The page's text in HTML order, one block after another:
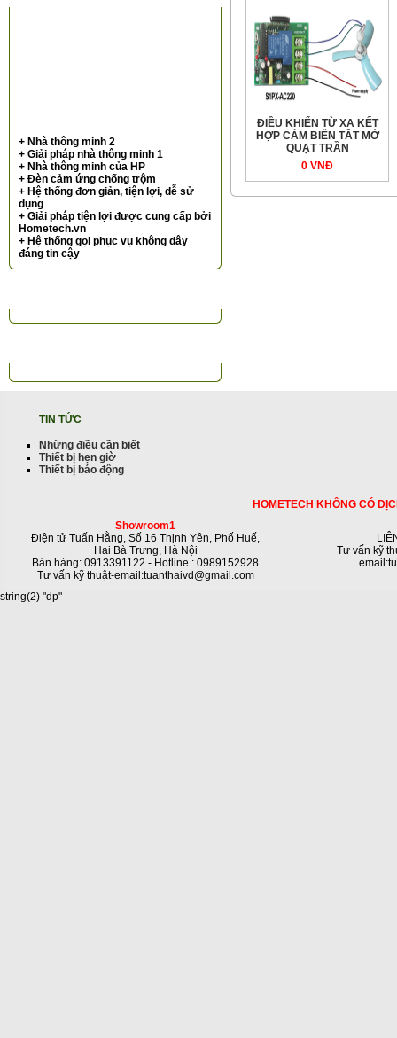
+ Nhà thông minh 2
+ Giải pháp nhà thông minh 1
+ Nhà thông minh của HP
+ Đèn cảm ứng chống trộm
+ Hệ thống đơn giản, tiện lợi, dễ sử
dụng
+ Giải pháp tiện lợi được cung cấp bởi
Hometech.vn
+ Hệ thống gọi phục vụ không dây
đáng tin cậy
ĐIỀU KHIỂN TỪ XA KẾT
HỢP CẢM BIẾN TẮT MỞ
QUẠT TRẦN
0 VNÐ
TIN TỨC
Những điều cần biết
Thiết bị hẹn giờ
Thiết bị báo động
HOMETECH KHÔNG CÓ
Showroom1
Điện tử Tuấn Hằng, Số 16 Thịnh Yên, Phố Huế,
Hai Bà Trưng, Hà Nội
Bán hàng: 0913391122 - Hotline : 0989152928
Tư vấn kỹ thuật-email:tuanthaivd@gmail.com
Tư vấn kỹ
string(2) "dp"